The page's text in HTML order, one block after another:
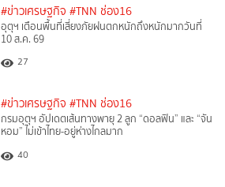
#ข่าวเศรษฐกิจ #TNN ช่อง16
อุตุฯ เตือนพื้นที่เสี่ยงภัยฝนตกหนักถึงหนักมากวันที่
10 ส.ค. 69
27
#ข่าวเศรษฐกิจ #TNN ช่อง16
กรมอุตุฯ อัปเดตเส้นทางพายุ 2 ลูก “ดอลฟิน” และ “จัน
หอม” ไม่เข้าไทย-อยู่ห่างไกลมาก
40